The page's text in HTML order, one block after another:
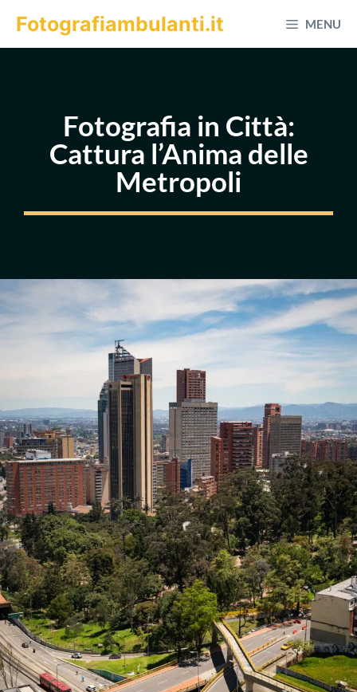
Fotografiambulanti.it MENU
Fotografia in Città:
Cattura l’Anima delle
Metropoli